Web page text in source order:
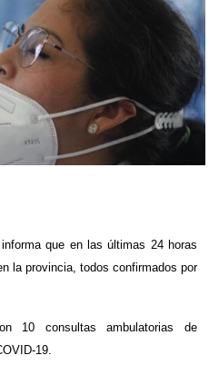
que en las últimas 24 horas
la provincia, todos confirmados por
10 consultas ambulatorias de
19.